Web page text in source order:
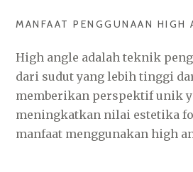
MANFAAT PENGGUNAAN HIGH
High angle adalah teknik
dari sudut yang lebih tinggi
memberikan perspektif unik
meningkatkan nilai estetika
manfaat menggunakan high